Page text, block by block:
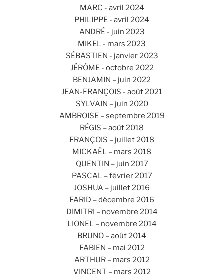
MARC - avril 2024
PHILIPPE - avril 2024
ANDRÉ - juin 2023
MIKEL - mars 2023
SÉBASTIEN - janvier 2023
JÉRÔME - octobre 2022
BENJAMIN – juin 2022
JEAN-FRANÇOIS - août 2021
SYLVAIN – juin 2020
AMBROISE – septembre 2019
RÉGIS – août 2018
FRANÇOIS – juillet 2018
MICKAËL – mars 2018
QUENTIN – juin 2017
PASCAL – février 2017
JOSHUA – juillet 2016
FARID – décembre 2016
DIMITRI – novembre 2014
LIONEL – novembre 2014
BRUNO – août 2014
FABIEN – mai 2012
ARTHUR – mars 2012
VINCENT – mars 2012